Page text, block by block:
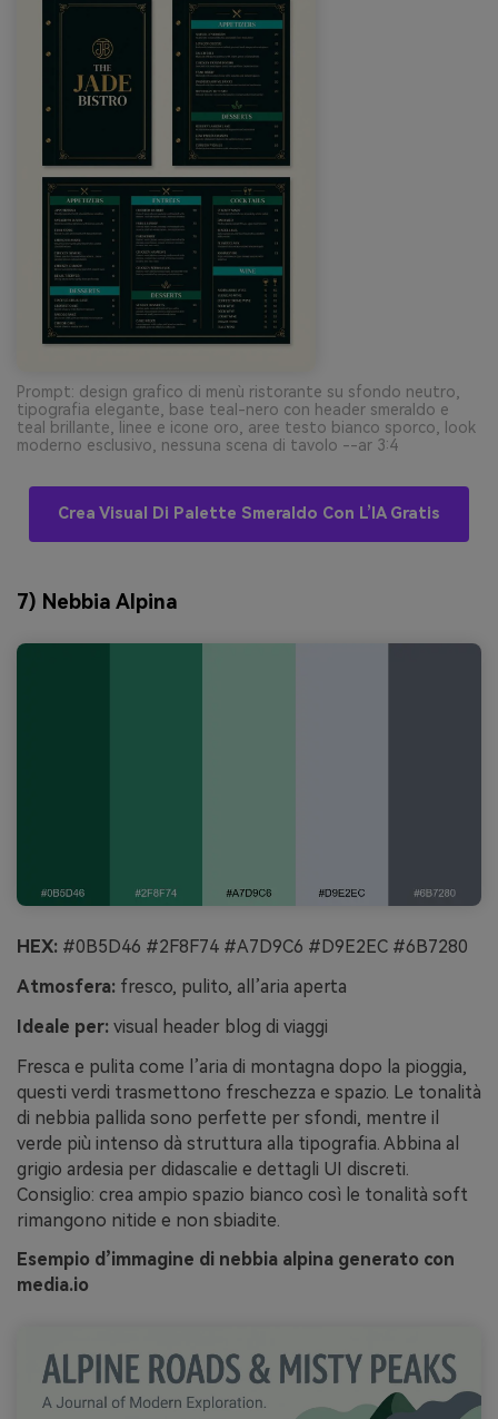
Prompt: design grafico di menù ristorante su sfondo neutro,
tipografia elegante, base teal-nero con header smeraldo e
teal brillante, linee e icone oro, aree testo bianco sporco, look
moderno esclusivo, nessuna scena di tavolo --ar 3:4
Crea Visual Di Palette Smeraldo Con L’IA Gratis
7) Nebbia Alpina
HEX: #0B5D46 #2F8F74 #A7D9C6 #D9E2EC #6B7280
Atmosfera: fresco, pulito, all’aria aperta
Ideale per: visual header blog di viaggi
Fresca e pulita come l’aria di montagna dopo la pioggia,
questi verdi trasmettono freschezza e spazio. Le tonalità
di nebbia pallida sono perfette per sfondi, mentre il
verde più intenso dà struttura alla tipografia. Abbina al
grigio ardesia per didascalie e dettagli UI discreti.
Consiglio: crea ampio spazio bianco così le tonalità soft
rimangono nitide e non sbiadite.
Esempio d’immagine di nebbia alpina generato con
media.io